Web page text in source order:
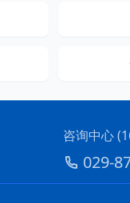
咨询中心
029-